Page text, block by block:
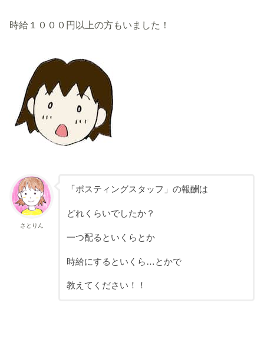
時給１０００円以上の方もいました！
さとりん
「ポスティングスタッフ」の報酬は
どれくらいでしたか？
一つ配るといくらとか
時給にするといくら…とかで
教えてください！！